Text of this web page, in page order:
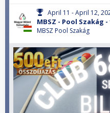
April 11 - April 12,
MBSZ - Pool Szakág
MBSZ Pool Szakág